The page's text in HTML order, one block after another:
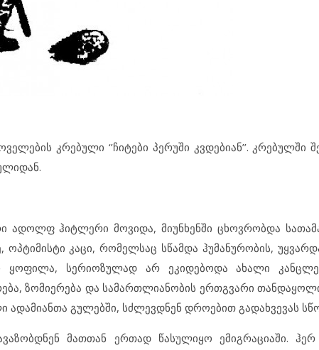
კრებული ‘’ჩიტები პერუში კვდებიან’’. კრებულში
ადოლფ ჰიტლერი მოვიდა, მიუნხენში ცხოვრობდა
კაცი, რომელსაც სწამდა ჰუმანურობის,
სერიოზულად არ ეკიდებოდა ახალი
ზომიერება და სამართლიანობის ერთგვარი
გულებში, სძლევდნენ დროებით გადახვევას
მათთან ერთად წასულიყო ემიგრაციაში.